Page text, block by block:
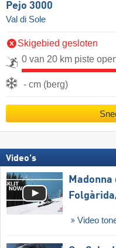
Pejo 3000
Val di Sole
Skigebied gesloten
0 van 20 km piste
- cm (berg)
Video's
Video